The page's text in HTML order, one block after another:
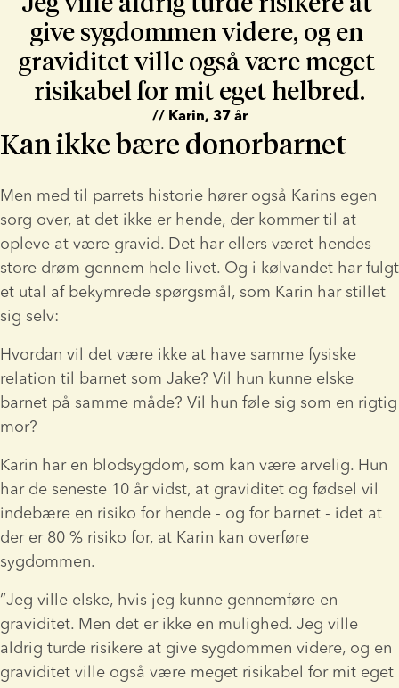
give sygdommen videre, og en
graviditet ville også være meget
risikabel for mit eget helbred.
// Karin, 37 år
Kan ikke bære donorbarnet
Men med til parrets historie hører også Karins egen
sorg over, at det ikke er hende, der kommer til at
opleve at være gravid. Det har ellers været hendes
store drøm gennem hele livet. Og i kølvandet har fulgt
et utal af bekymrede spørgsmål, som Karin har stillet
sig selv:
Hvordan vil det være ikke at have samme fysiske
relation til barnet som Jake? Vil hun kunne elske
barnet på samme måde? Vil hun føle sig som en rigtig
mor?
Karin har en blodsygdom, som kan være arvelig. Hun
har de seneste 10 år vidst, at graviditet og fødsel vil
indebære en risiko for hende - og for barnet - idet at
der er 80 % risiko for, at Karin kan overføre
sygdommen.
”Jeg ville elske, hvis jeg kunne gennemføre en
graviditet. Men det er ikke en mulighed. Jeg ville
aldrig turde risikere at give sygdommen videre, og en
graviditet ville også være meget risikabel for mit eget